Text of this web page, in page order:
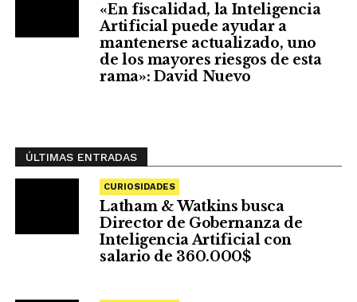
«En fiscalidad, la Inteligencia
Artificial puede ayudar a
mantenerse actualizado, uno
de los mayores riesgos de esta
rama»: David Nuevo
ÚLTIMAS ENTRADAS
CURIOSIDADES
Latham & Watkins busca
Director de Gobernanza de
Inteligencia Artificial con
salario de 360.000$